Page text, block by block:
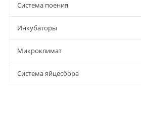
Система поения
Инкубаторы
Микроклимат
Система яйцесбора